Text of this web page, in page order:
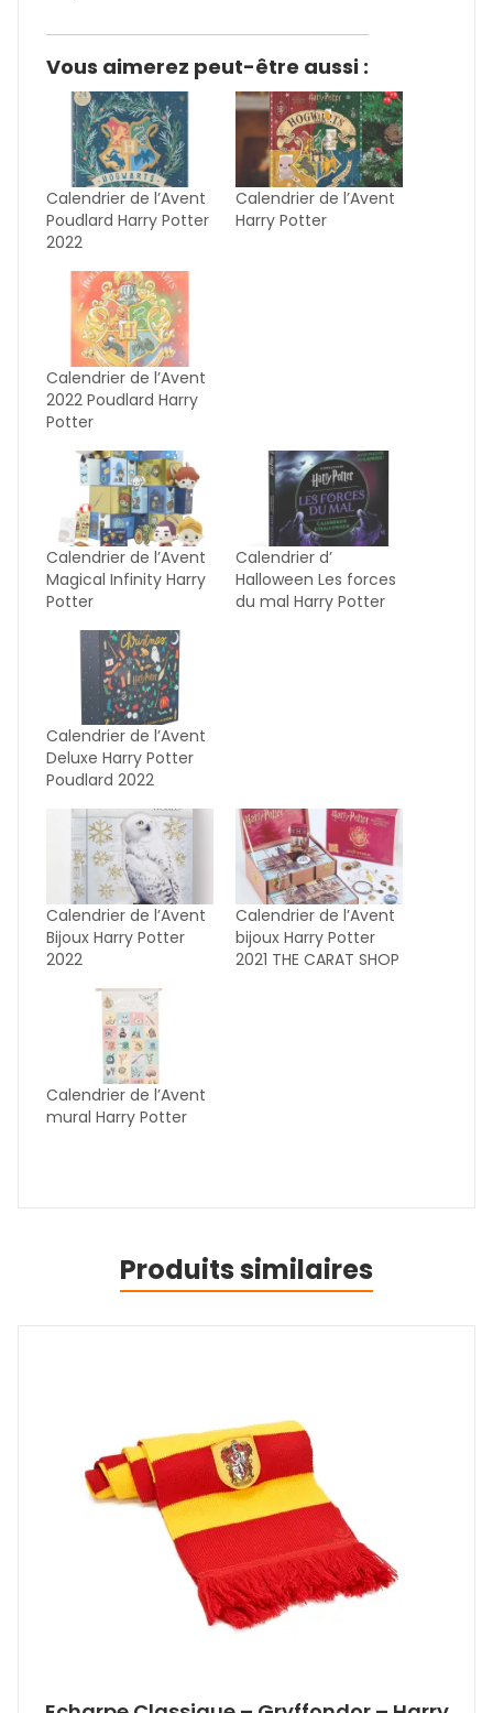
Vous aimerez peut-être aussi :
Calendrier de l’Avent
Poudlard Harry Potter
2022
Calendrier de l’Avent
Harry Potter
Calendrier de l’Avent
2022 Poudlard Harry
Potter
Calendrier de l’Avent
Magical Infinity Harry
Potter
Calendrier d’
Halloween Les forces
du mal Harry Potter
Calendrier de l’Avent
Deluxe Harry Potter
Poudlard 2022
Calendrier de l’Avent
Bijoux Harry Potter
2022
Calendrier de l’Avent
bijoux Harry Potter
2021 THE CARAT SHOP
Calendrier de l’Avent
mural Harry Potter
Produits similaires